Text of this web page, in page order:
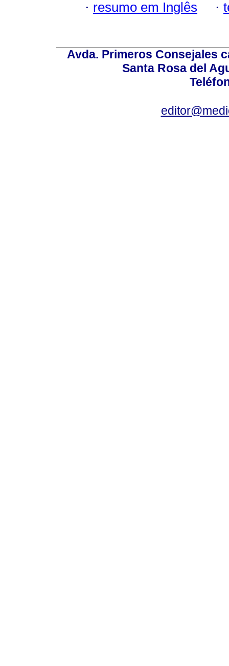
· resumo em Inglês ·
Avda. Primeros Consejales
Santa Rosa del